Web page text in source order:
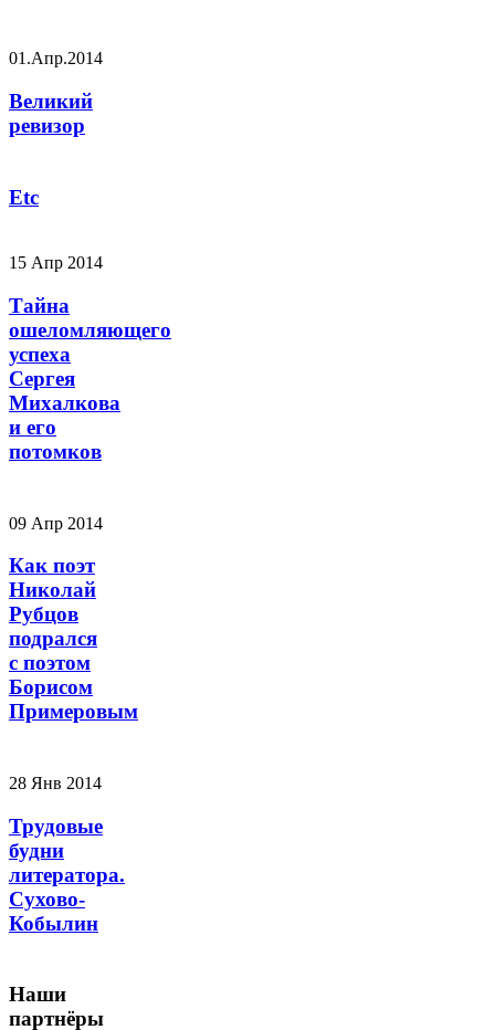
01.Апр.2014
Великий
ревизор
Etc
15 Апр 2014
Тайна
ошеломляющего
успеха
Сергея
Михалкова
и его
потомков
09 Апр 2014
Как поэт
Николай
Рубцов
подрался
с поэтом
Борисом
Примеровым
28 Янв 2014
Трудовые
будни
литератора.
Сухово-
Кобылин
Наши
партнёры